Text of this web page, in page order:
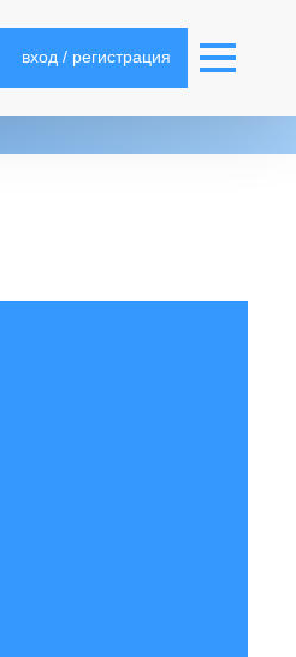
вход / регистрация